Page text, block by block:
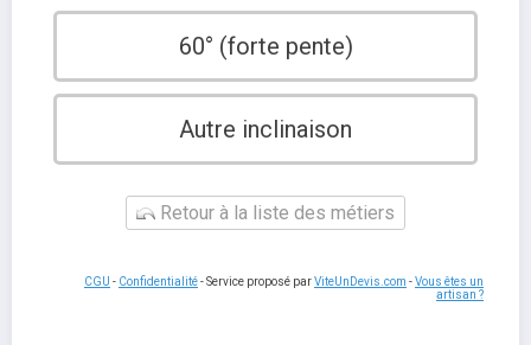
60° (forte pente)
Autre inclinaison
Retour à la liste des métiers
CGU - Confidentialité- Service proposé parViteUnDevis.com -Vous êtes un
artisan ?